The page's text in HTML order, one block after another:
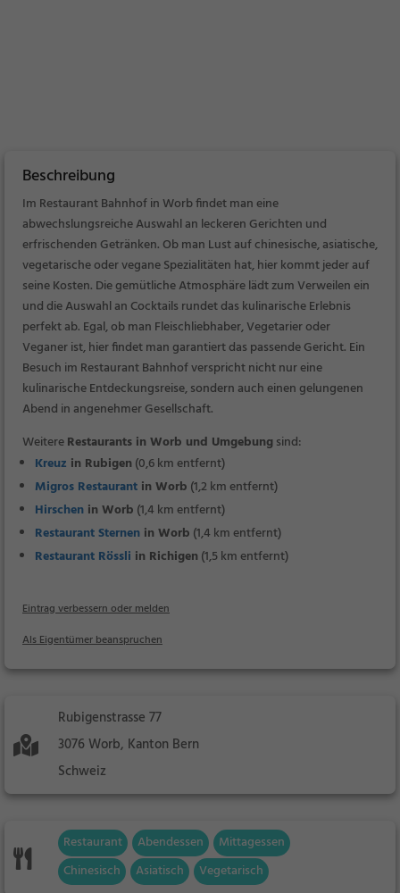
Beschreibung
Im Restaurant Bahnhof in Worb findet man eine
abwechslungsreiche Auswahl an leckeren Gerichten und
erfrischenden Getränken. Ob man Lust auf chinesische, asiatische,
vegetarische oder vegane Spezialitäten hat, hier kommt jeder auf
seine Kosten. Die gemütliche Atmosphäre lädt zum Verweilen ein
und die Auswahl an Cocktails rundet das kulinarische Erlebnis
perfekt ab. Egal, ob man Fleischliebhaber, Vegetarier oder
Veganer ist, hier findet man garantiert das passende Gericht. Ein
Besuch im Restaurant Bahnhof verspricht nicht nur eine
kulinarische Entdeckungsreise, sondern auch einen gelungenen
Abend in angenehmer Gesellschaft.
WeitereRestaurants in Worb und Umgebungsind:
Kreuz in Rubigen (0,6 km entfernt)
Migros Restaurant in Worb (1,2 km entfernt)
Hirschen in Worb (1,4 km entfernt)
Restaurant Sternen in Worb (1,4 km entfernt)
Restaurant Rössli in Richigen (1,5 km entfernt)
Eintrag verbessern oder melden
Als Eigentümer beanspruchen
Rubigenstrasse 77
3076 Worb, Kanton Bern
Schweiz
Restaurant Abendessen
Mittagessen
Chinesisch
Asiatisch Vegetarisch